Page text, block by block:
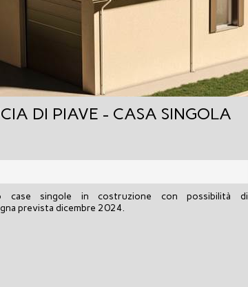
DI PIAVE - CASA SINGOLA
case singole in costruzione con possibilità di
prevista dicembre 2024.